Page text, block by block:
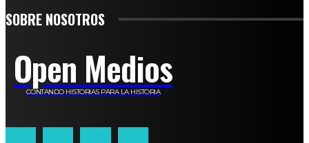
SOBRE NOSOTROS
Open Medios
CONTANDO HISTORIAS PARA LA HISTORIA